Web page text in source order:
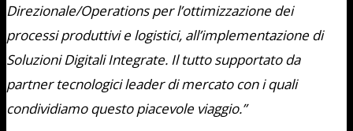
Direzionale/Operations per l’ottimizzazione dei
processi produttivi e logistici, all’implementazione di
Soluzioni Digitali Integrate. Il tutto supportato da
partner tecnologici leader di mercato con i quali
condividiamo questo piacevole viaggio.”